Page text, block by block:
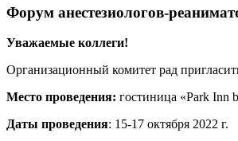
Форум анестезиологов-
Уважаемые коллеги!
Организационный комитет рад
Место проведения: гостиница «Park Inn
Даты проведения: 15-17 октября 2022 г.